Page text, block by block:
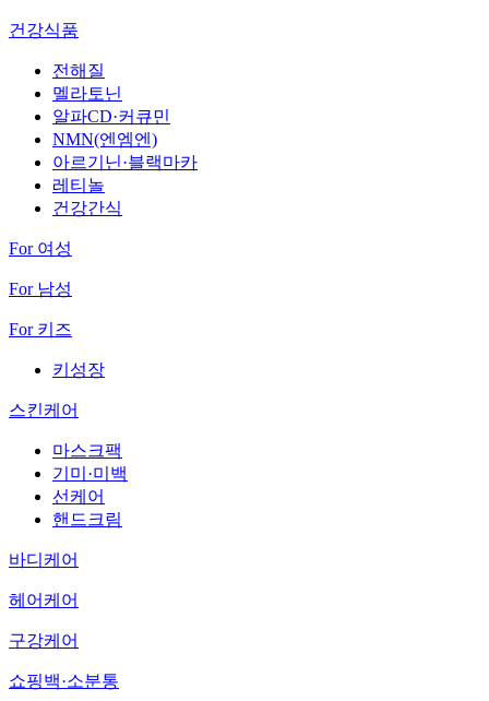
건강식품
전해질
멜라토닌
알파CD·커큐민
NMN(엔엠엔)
아르기닌·블랙마카
레티놀
건강간식
For 여성
For 남성
For 키즈
키성장
스킨케어
마스크팩
기미·미백
선케어
핸드크림
바디케어
헤어케어
구강케어
쇼핑백·소분통